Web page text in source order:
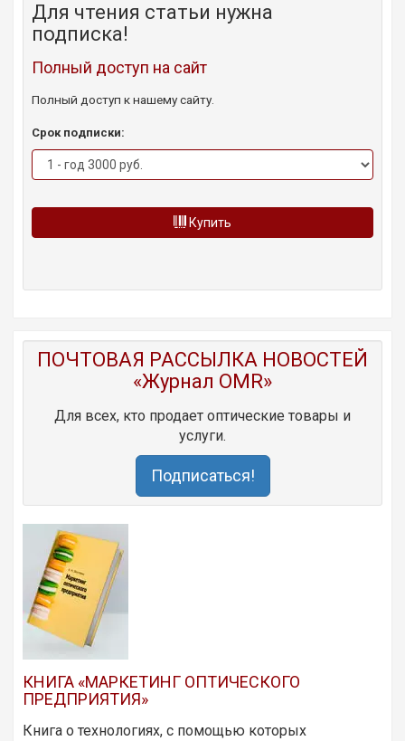
Для чтения статьи нужна
подписка!
Полный доступ на сайт
Полный доступ к нашему сайту.
Срок подписки:
Купить
ПОЧТОВАЯ РАССЫЛКА НОВОСТЕЙ
«Журнал OMR»
Для всех, кто продает оптические товары и
услуги.
Подписаться!
КНИГА «МАРКЕТИНГ ОПТИЧЕСКОГО
ПРЕДПРИЯТИЯ»
Книга о технологиях, с помощью которых